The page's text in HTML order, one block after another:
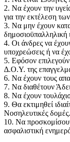
2. Να έχουν την
για την εκτέλεση
3. Να μην έχουν
δημοσιοϋπαλληλική
4. Οι άνδρες να
υποχρεώσεις ή να
5. Εφόσον
Δ.Ο.Υ. της
6. Να έχουν τους
7. Να διαθέτουν
8. Να έχουν
9. Θα εκτιμηθεί
Νοσηλευτικές δομές.
10. Να
ασφαλιστική